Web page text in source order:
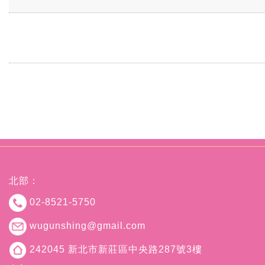
北部：
02-8521-5750
wugunshing@gmail.com
242045 新北市新莊區中央路287號3樓